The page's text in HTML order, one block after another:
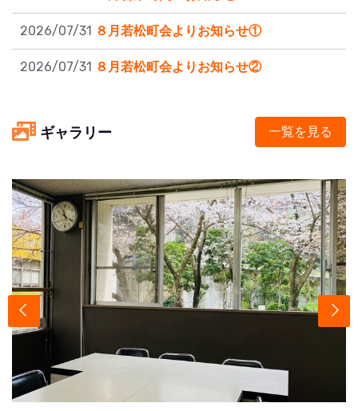
2026/07/31 ８月若松町会よりお知らせ①
2026/07/31 ８月若松町会よりお知らせ②
ギャラリー 一覧を見る